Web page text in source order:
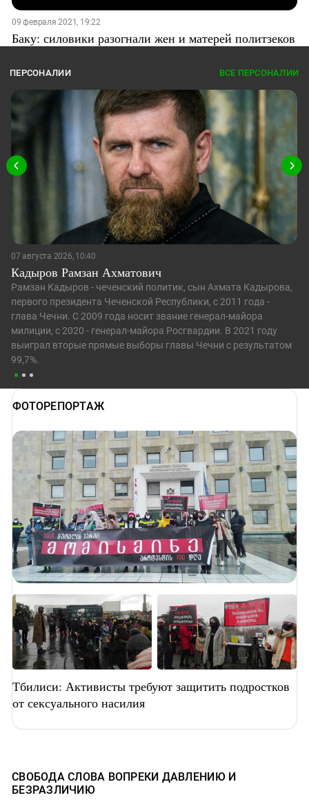
09 февраля 2021, 19:22
Баку: силовики разогнали жен и матерей политзеков
ПЕРСОНАЛИИ ВСЕ ПЕРСОНАЛИИ
07 августа 2026, 10:40
Кадыров Рамзан Ахматович
Рамзан Кадыров - чеченский политик, сын Ахмата Кадырова,
первого президента Чеченской Республики, с 2011 года -
глава Чечни. С 2009 года носит звание генерал-майора
милиции, с 2020 - генерал-майора Росгвардии. В 2021 году
выиграл вторые прямые выборы главы Чечни с результатом
99,7%.
ФОТОРЕПОРТАЖ
Тбилиси: Активисты требуют защитить подростков
от сексуального насилия
CВОБОДА СЛОВА ВОПРЕКИ ДАВЛЕНИЮ И
БЕЗРАЗЛИЧИЮ